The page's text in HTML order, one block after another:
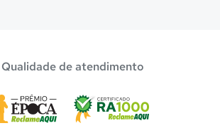
Qualidade de atendimento